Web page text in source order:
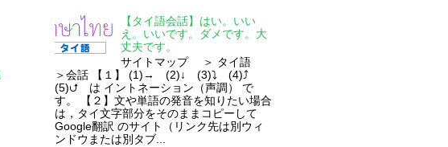
【タイ語会話】はい。いい
え。いいです。ダメです。大
丈夫です。
サイトマップ ＞ タイ語
＞会話 【１】 (1)→ (2)↓ (3)⤵ (4)⤴
(5)⮍ は イントネーション（声調） で
す。 【２】文や単語の発音を知りたい場合
は，タイ文字部分をそのままコピーして
Google翻訳 のサイト（リンク先は別ウィ
ンドウまたは別タブ...